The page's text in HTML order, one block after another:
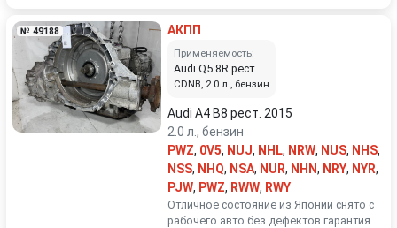
№ 49188 АКПП
Применяемость:
Audi Q5 8R рест.
CDNB, 2.0 л., бензин
Audi A4 B8 рест. 2015
2.0 л., бензин
PWZ, 0V5, NUJ, NHL, NRW, NUS, NHS,
NSS, NHQ, NSA, NUR, NHN, NRY, NYR,
PJW, PWZ, RWW, RWY
Отличное состояние из Японии снято с
рабочего авто без дефектов гарантия